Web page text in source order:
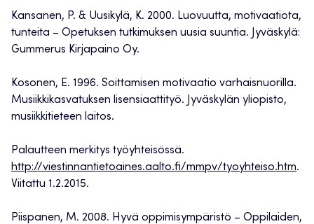
Kansanen, P. & Uusikylä, K. 2000. Luovuutta, motivaatiota,
tunteita – Opetuksen tutkimuksen uusia suuntia. Jyväskylä:
Gummerus Kirjapaino Oy.
Kosonen, E. 1996. Soittamisen motivaatio varhaisnuorilla.
Musiikkikasvatuksen lisensiaattityö. Jyväskylän yliopisto,
musiikkitieteen laitos.
Palautteen merkitys työyhteisössä.
http://viestinnantietoaines.aalto.fi/mmpv/tyoyhteiso.htm.
Viitattu 1.2.2015.
Piispanen, M. 2008. Hyvä oppimisympäristö – Oppilaiden,